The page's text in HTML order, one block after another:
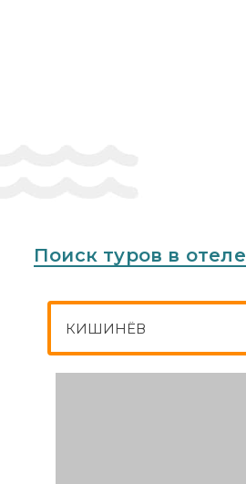
Путешественники,
Каждый номер в отеле
Поиск туров в